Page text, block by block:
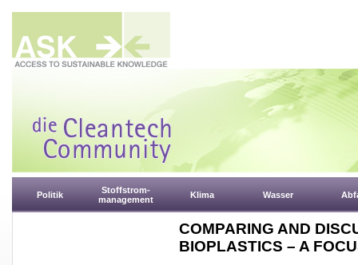
Politik
Stoffstrom-
management
Klima Wasser
COMPARING AND
BIOPLASTICS – A